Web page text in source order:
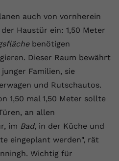
auch von vornherein
Haustür ein: 1,50 Meter
benötigen
Dieser Raum bewährt
Familien, sie
und Rutschautos.
1,50 mal 1,50 Meter sollte
an allen
im Bad, in der Küche und
eingeplant werden", rät
Wichtig für
der eingebettete YouTube-
YouTube gesetzte Cookie
zu speichern, welche
YouTube der Nutzer